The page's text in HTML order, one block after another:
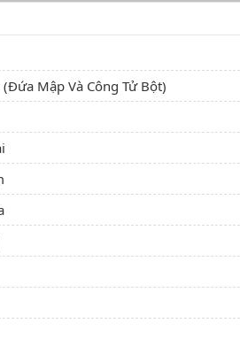
Mập Và Công Tử Bột)